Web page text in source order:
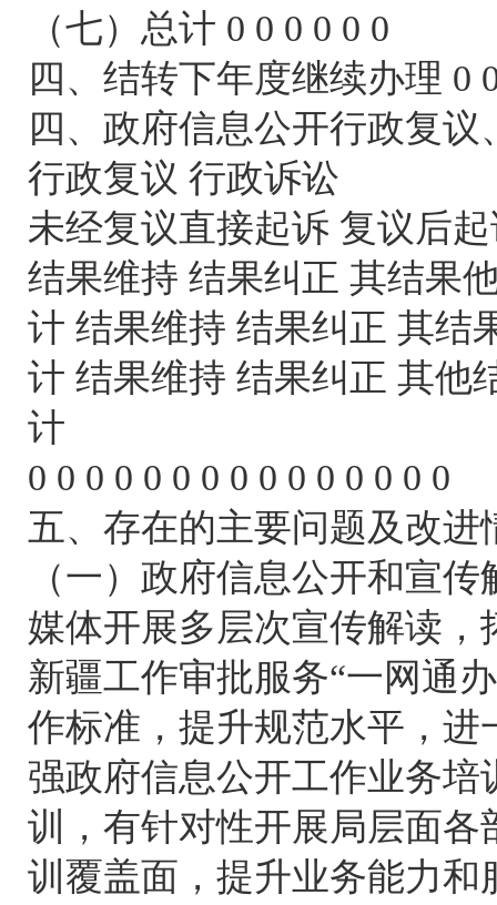
（七）总计 0 0 0 0 0 0
四、结转下年度继续办理 0
四、政府信息公开行政复议
行政复议 行政诉讼
未经复议直接起诉 复议后
结果维持 结果纠正 其结果
计 结果维持 结果纠正 其结
计 结果维持 结果纠正 其他
计
0 0 0 0 0 0 0 0 0 0 0 0 0 0 0
五、存在的主要问题及改进
（一）政府信息公开和宣
媒体开展多层次宣传解读
新疆工作审批服务“一网通
作标准，提升规范水平，
强政府信息公开工作业务
训，有针对性开展局层面
训覆盖面，提升业务能力